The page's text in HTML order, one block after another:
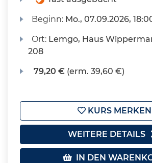
Beginn: Mo., 07.09.2026,
Ort: Lemgo, Haus
208
79,20 € (erm. 39,60 €)
KURS MERKEN
WEITERE DETAILS
IN DEN